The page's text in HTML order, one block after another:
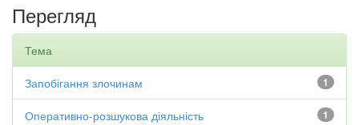
Перегляд
Тема
1
Запобігання злочинам
1
Оперативно-розшукова діяльність